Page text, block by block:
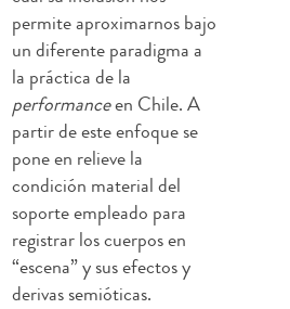
permite aproximarnos bajo
un diferente paradigma a
la práctica de la
performanceen Chile. A
partir de este enfoque se
pone en relieve la
condición material del
soporte empleado para
registrar los cuerpos en
“escena” y sus efectos y
derivas semióticas.